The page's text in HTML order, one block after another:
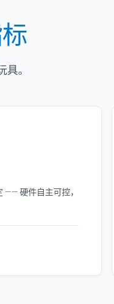
。
—— 硬件自主可控，